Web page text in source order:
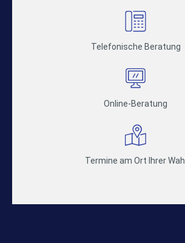
Telefonische Beratung
Online-Beratung
Termine am Ort Ihrer Wahl